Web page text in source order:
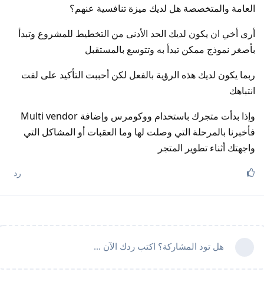
العامة والمتخصصة هل لديك ميزة تنافسية عنهم؟
أرى أخي ان يكون لديك الحد الأدنى من التخطيط للمشروع وتبدأ
بأصغر نموذج ممكن تبدأ به وتتوسع بالمستقبل
ربما يكون لديك هذه الرؤية بالفعل لكن أحببت التأكيد على لفت
انتباهك
وإذا بدأت متجرك باستخدام ووكومرس وإضافة Multi vendor
فأخبرنا بالمرحلة التي وصلت لها وما العقبات أو المشاكل التي
واجهتك أثناء تطوير المتجر
رد
هل تود المشاركة؟ اكتب ردك الآن ...